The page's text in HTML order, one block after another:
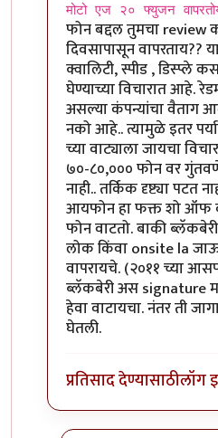
मोटो एज २० फ्युजन
फोन बद्दल तुमचा review
दिवसापासून वापरताय??
क्वालिटी, स्पीड , डिस्प्ले
घेण्याच्या विचारात आहे.
असल्या कंपन्यांचा वैताग
नको आहे.. त्यामुळे इतर
च्या वाट्याला जायचा
७०-८०,००० फोन वर
नाही.. तर्किक दृष्ट्या पटत
आयफोन हा फक्त शो ऑफ
फोन वाटतो. बाकी
लोक किंवा onsite la
वापरायचे. (२०११ च्या
ब्लॅकबेरी अस signature
हेवा वाटायचा. नंतर ती
घेतली.
प्रतिसाद देण्यासाठीलॉग